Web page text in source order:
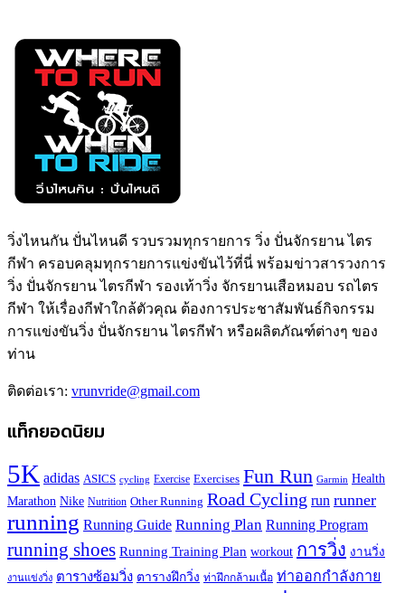
วิ่งไหนกัน ปั่นไหนดี รวบรวมทุกรายการ วิ่ง ปั่นจักรยาน ไตร
กีฬา ครอบคลุมทุกรายการแข่งขันไว้ที่นี่ พร้อมข่าวสารวงการ
วิ่ง ปั่นจักรยาน ไตรกีฬา รองเท้าวิ่ง จักรยานเสือหมอบ รถไตร
กีฬา ให้เรื่องกีฬาใกล้ตัวคุณ ต้องการประชาสัมพันธ์กิจกรรม
การแข่งขันวิ่ง ปั่นจักรยาน ไตรกีฬา หรือผลิตภัณฑ์ต่างๆ ของ
ท่าน
ติดต่อเรา: vrunvride@gmail.com
แท็กยอดนิยม
5K adidas ASICS cycling Exercise Exercises Fun Run Garmin Health
Marathon Nike Nutrition Other Running Road Cycling run runner
running Running Guide Running Plan Running Program
running shoes Running Training Plan workout การวิ่ง งานวิ่ง
งานแข่งวิ่ง ตารางซ้อมวิ่ง ตารางฝึกวิ่ง ท่าฝึกกล้ามเนื้อ ท่าออกกำลังกาย